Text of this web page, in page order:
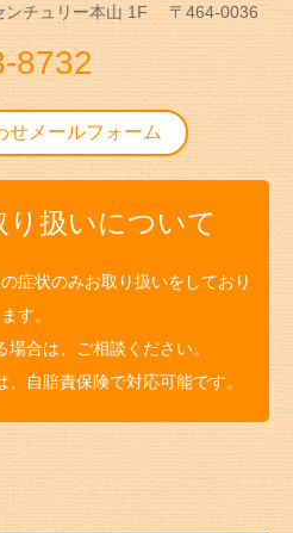
ンチュリー本山 1F 〒464-0036
8732
せメールフォーム
り扱いについて
症状のみお取り扱いをしており
ます。
合は、ご相談ください。
自賠責保険で対応可能です。